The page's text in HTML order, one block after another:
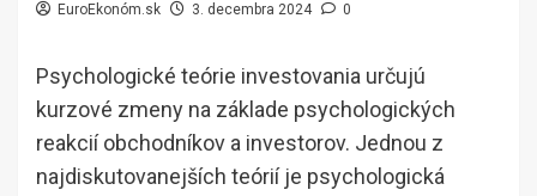
EuroEkonóm.sk 3. decembra 2024 0
Psychologické teórie investovania určujú
kurzové zmeny na základe psychologických
reakcií obchodníkov a investorov. Jednou z
najdiskutovanejších teórií je psychologická